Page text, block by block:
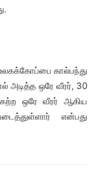
கால்பந்து
அடித்த ஒரே வீரர், 30
ஒரே வீரர் ஆகிய
என்பது